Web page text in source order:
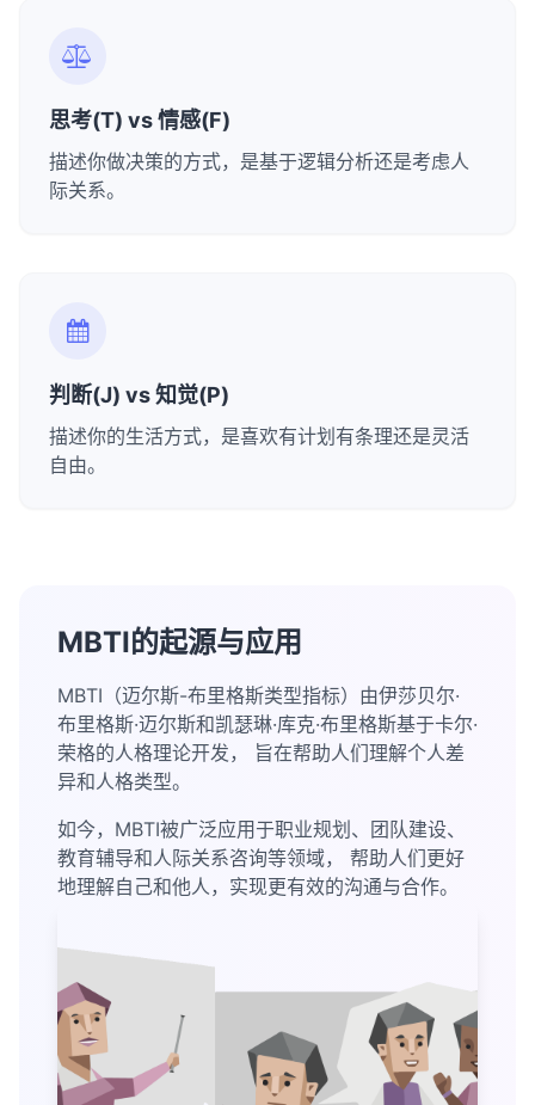
思考(T) vs 情感(F)
描述你做决策的方式，是基于逻辑分析还是考虑人
际关系。
判断(J) vs 知觉(P)
描述你的生活方式，是喜欢有计划有条理还是灵活
自由。
MBTI的起源与应用
MBTI（迈尔斯-布里格斯类型指标）由伊莎贝尔·
布里格斯·迈尔斯和凯瑟琳·库克·布里格斯基于卡尔·
荣格的人格理论开发， 旨在帮助人们理解个人差
异和人格类型。
如今，MBTI被广泛应用于职业规划、团队建设、
教育辅导和人际关系咨询等领域， 帮助人们更好
地理解自己和他人，实现更有效的沟通与合作。